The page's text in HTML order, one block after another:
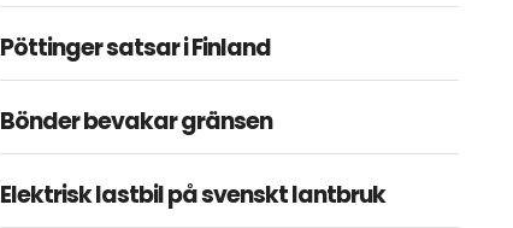
Pöttinger satsar i Finland
Bönder bevakar gränsen
Elektrisk lastbil på svenskt lantbruk